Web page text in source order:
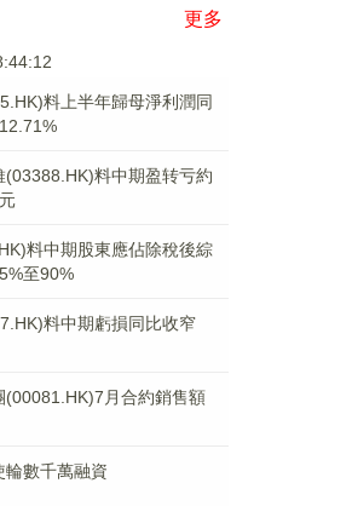
更多
料上半年歸母淨利潤同
(03388.HK)料中期盈转亏約
料中期股東應佔除稅後綜
至90%
料中期虧損同比收窄
(00081.HK)7月合約銷售額
輪數千萬融資